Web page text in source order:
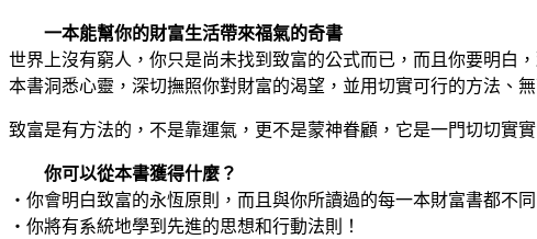
一本能幫你的財富生活帶來福氣的奇書
世界上沒有窮人，你只是尚未找到致富的公式而已，而且你要明白
本書洞悉心靈，深切撫照你對財富的渴望，並用切實可行的方法、
致富是有方法的，不是靠運氣，更不是蒙神眷顧，它是一門切切實
你可以從本書獲得什麼？
‧你會明白致富的永恆原則，而且與你所讀過的每一本財富書都不同
‧你將有系統地學到先進的思想和行動法則！